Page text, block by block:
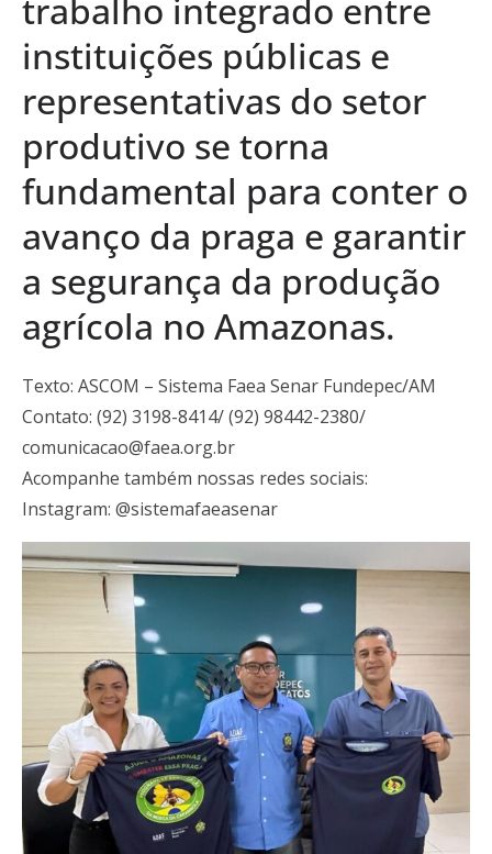
trabalho integrado entre
instituições públicas e
representativas do setor
produtivo se torna
fundamental para conter o
avanço da praga e garantir
a segurança da produção
agrícola no Amazonas.
Texto: ASCOM – Sistema Faea Senar Fundepec/AM
Contato: (92) 3198-8414/ (92) 98442-2380/
comunicacao@faea.org.br
Acompanhe também nossas redes sociais:
Instagram: @sistemafaeasenar